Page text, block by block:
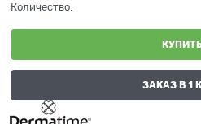
Количество:
ЗАКАЗ В 1